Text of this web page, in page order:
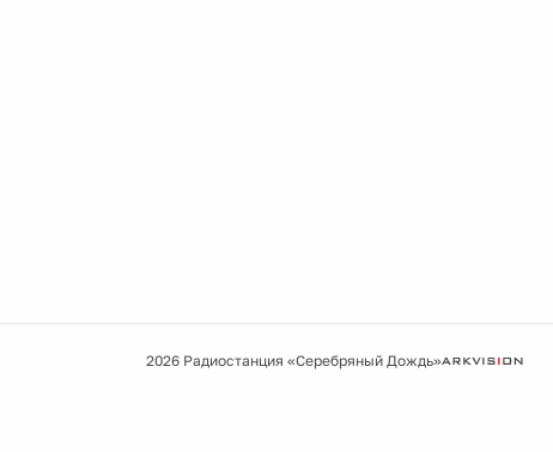
2026 Радиостанция «Серебряный Дождь»